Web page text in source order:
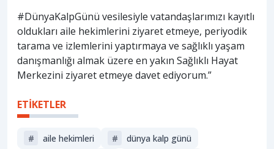
#DünyaKalpGünü vesilesiyle vatandaşlarımızı kayıtlı
oldukları aile hekimlerini ziyaret etmeye, periyodik
tarama ve izlemlerini yaptırmaya ve sağlıklı yaşam
danışmanlığı almak üzere en yakın Sağlıklı Hayat
Merkezini ziyaret etmeye davet ediyorum.”
ETİKETLER
# aile hekimleri #
dünya kalp günü